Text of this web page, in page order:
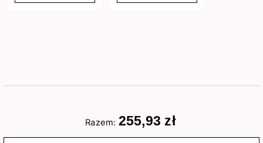
Razem: 255,93 zł